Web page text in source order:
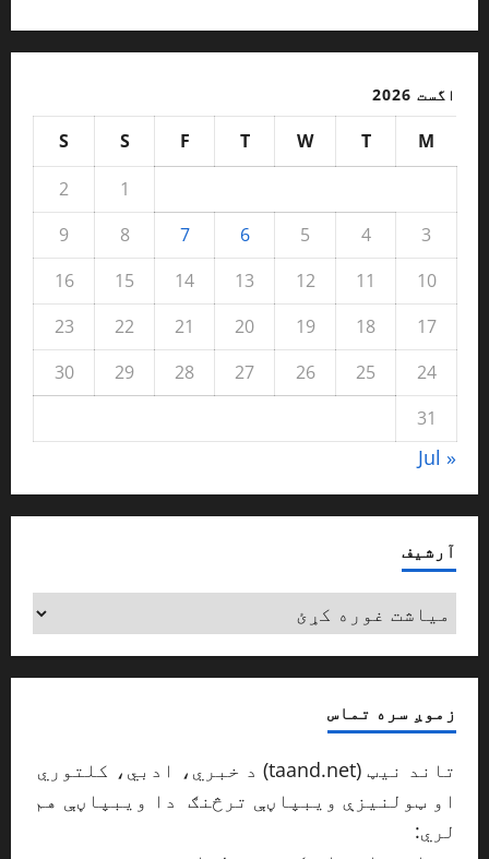
اگست 2026
M
T
W
T
F
S
S
1
2
3
4
5
6
7
8
9
10
11
12
13
14
15
16
17
18
19
20
21
22
23
24
25
26
27
28
29
30
31
« Jul
آرشیف
آرشیف
زموږ سره تماس
تاند نیټ (taand.net) د خبري، ادبي، کلتوري
او ټولنیزې ویبپاڼې ترڅنګ دا ویبپاڼې هم
لري: